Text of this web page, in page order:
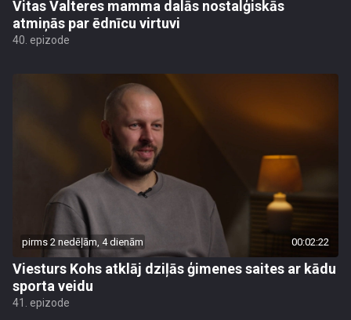
Vitas Valteres mamma dalās nostalģiskās
atmiņās par ēdnīcu virtuvi
40. epizode
pirms 2 nedēļām, 4 dienām 00:02:22
Viesturs Kohs atklāj dziļās ģimenes saites ar kādu
sporta veidu
41. epizode